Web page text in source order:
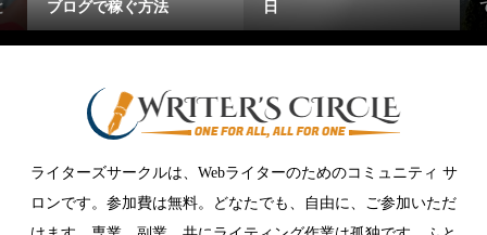
日
てほしいこと
【単
ライターズサークルは、Webライターのためのコミュニティ サ
ロンです。参加費は無料。どなたでも、自由に、ご参加いただ